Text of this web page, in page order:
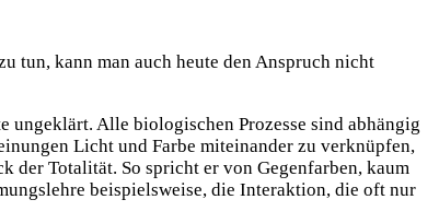
tun, kann man auch heute den Anspruch nicht
ungeklärt. Alle biologischen Prozesse sind abhängig
Licht und Farbe miteinander zu verknüpfen,
der Totalität. So spricht er von Gegenfarben, kaum
beispielsweise, die Interaktion, die oft nur